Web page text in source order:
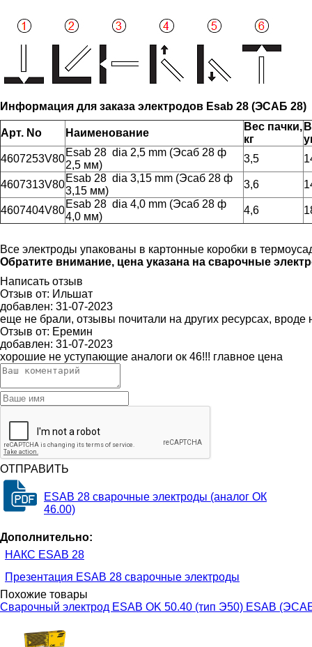
Информация для заказа электродов Esab 28 (ЭСАБ 28)
Арт. No Наименование
Вес пачки,
кг
4607253V80
Esab 28 dia 2,5 mm (Эсаб 28 ф
2,5 мм)
3,5
4607313V80
Esab 28 dia 3,15 mm (Эсаб 28 ф
3,15 мм)
3,6
4607404V80
Esab 28 dia 4,0 mm (Эсаб 28 ф
4,0 мм)
4,6
Все электроды упакованы в картонные коробки в
Обратите внимание, цена указана на сварочные
Написать отзыв
Отзыв от: Ильшат
добавлен: 31-07-2023
еще не брали, отзывы почитали на других ресурсах, вроде
Отзыв от: Еремин
добавлен: 31-07-2023
хорошие не уступающие аналоги ок 46!!! главное цена
ОТПРАВИТЬ
ESAB 28 сварочные электроды (аналог ОК
46.00)
Дополнительно:
НАКС ESAB 28
Презентация ESAB 28 сварочные электроды
Похожие товары
Сварочный электрод ESAB OK 50.40 (тип Э50) ESAB